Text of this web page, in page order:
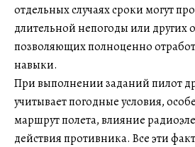
отдельных случаях сроки могут
длительной непогоды или других
позволяющих полноценно
навыки.
При выполнении заданий пилот
учитывает погодные условия,
маршрут полета, влияние
действия противника. Все эти